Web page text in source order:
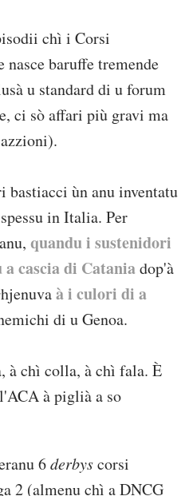
chì i Corsi
nasce baruffe tremende
u standard di u forum
ci sò affari più gravi ma
ùn anu inventatu
in Italia. Per
quandu i sustenidori
cascia di Cataniadop'à
à i culori di a
di u Genoa.
à chì colla, à chì fala. È
à piglià a so
6derbyscorsi
2 (almenu chì a DNCG